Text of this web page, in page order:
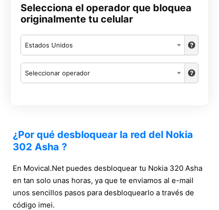
Selecciona el operador que bloquea
originalmente tu celular
Estados Unidos
Seleccionar operador
¿Por qué desbloquear la red del Nokia
302 Asha ?
En Movical.Net puedes desbloquear tu Nokia 320 Asha
en tan solo unas horas, ya que te enviamos al e-mail
unos sencillos pasos para desbloquearlo a través de
código imei.